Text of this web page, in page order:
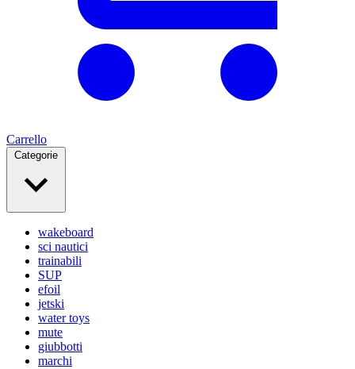
Carrello
Categorie
wakeboard
sci nautici
trainabili
SUP
efoil
jetski
water toys
mute
giubbotti
marchi